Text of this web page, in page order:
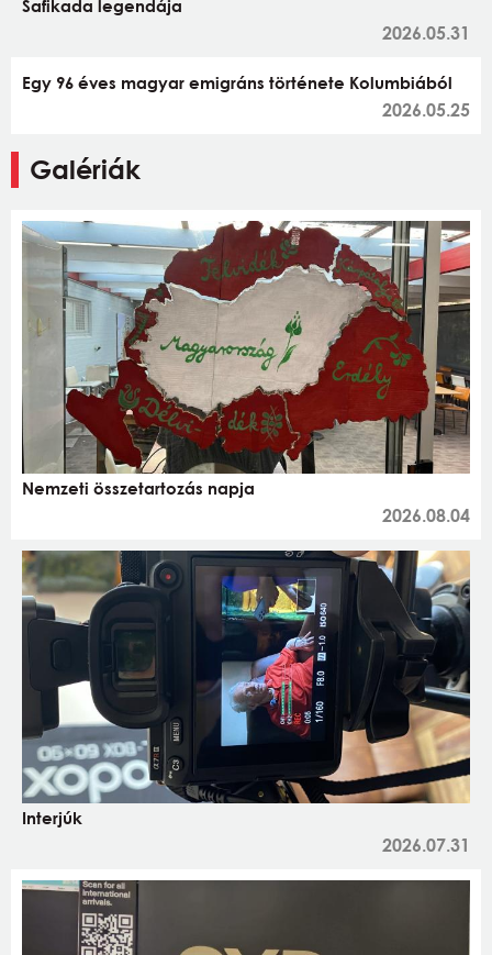
Safikada legendája
2026.05.31
Egy 96 éves magyar emigráns története Kolumbiából
2026.05.25
Galériák
Nemzeti összetartozás napja
2026.08.04
Interjúk
2026.07.31